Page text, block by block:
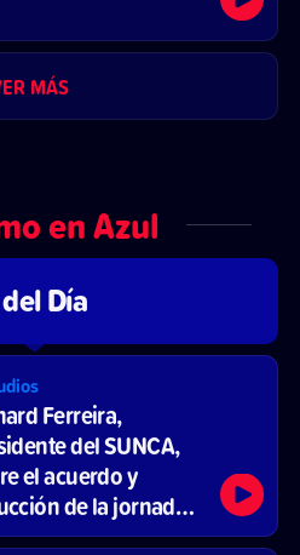
MÁS
en Azul
Día
Ferreira,
del SUNCA,
el acuerdo y
de la jornada